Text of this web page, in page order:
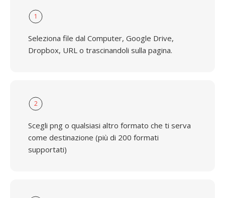
1
Seleziona file dal Computer, Google Drive,
Dropbox, URL o trascinandoli sulla pagina.
2
Scegli png o qualsiasi altro formato che ti serva
come destinazione (più di 200 formati
supportati)